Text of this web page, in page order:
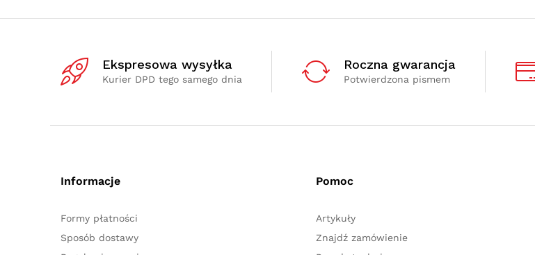
Ekspresowa wysyłka
Kurier DPD tego samego dnia
Roczna gwarancja
Potwierdzona pismem
Informacje
Formy płatności
Sposób dostawy
Pomoc
Artykuły
Znajdź zamówienie